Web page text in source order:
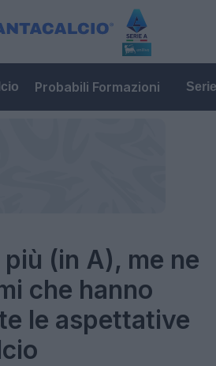
Probabili Formazioni
(in A), me ne
che hanno
le aspettative